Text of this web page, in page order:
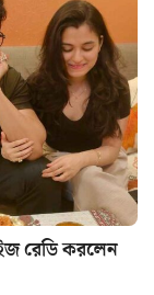
রেডি করলেন